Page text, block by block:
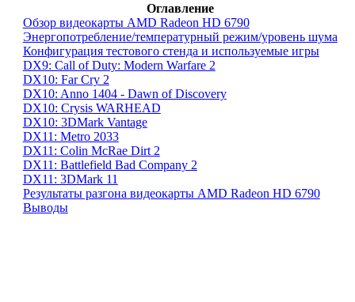
Оглавление
Обзор видеокарты AMD Radeon HD 6790
Энергопотребление/температурный режим/уровень шума
Конфигурация тестового стенда и используемые игры
DX9: Call of Duty: Modern Warfare 2
DX10: Far Cry 2
DX10: Anno 1404 - Dawn of Discovery
DX10: Crysis WARHEAD
DX10: 3DMark Vantage
DX11: Metro 2033
DX11: Colin McRae Dirt 2
DX11: Battlefield Bad Company 2
DX11: 3DMark 11
Результаты разгона видеокарты AMD Radeon HD 6790
Выводы